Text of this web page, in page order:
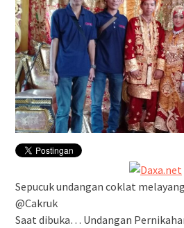
Sepucuk undangan coklat
@Cakruk
Saat dibuka… Undangan